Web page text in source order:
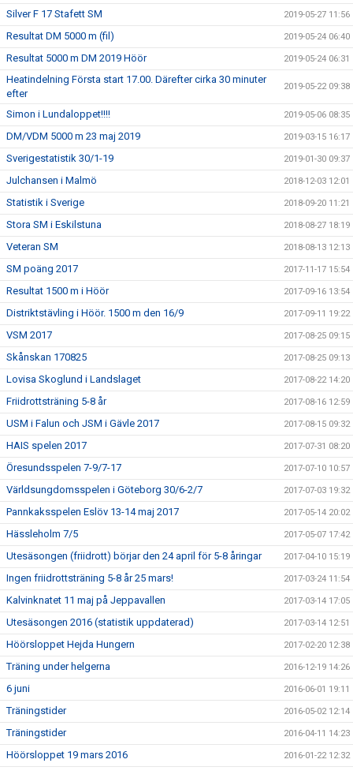
Silver F 17 Stafett SM 2019-05-27 11:56
Resultat DM 5000 m (fil) 2019-05-24 06:40
Resultat 5000 m DM 2019 Höör 2019-05-24 06:31
Heatindelning Första start 17.00. Därefter cirka 30 minuter
efter
2019-05-22 09:38
Simon i Lundaloppet!!!! 2019-05-06 08:35
DM/VDM 5000 m 23 maj 2019 2019-03-15 16:17
Sverigestatistik 30/1-19 2019-01-30 09:37
Julchansen i Malmö 2018-12-03 12:01
Statistik i Sverige 2018-09-20 11:21
Stora SM i Eskilstuna 2018-08-27 18:19
Veteran SM 2018-08-13 12:13
SM poäng 2017 2017-11-17 15:54
Resultat 1500 m i Höör 2017-09-16 13:54
Distriktstävling i Höör. 1500 m den 16/9 2017-09-11 19:22
VSM 2017 2017-08-25 09:15
Skånskan 170825 2017-08-25 09:13
Lovisa Skoglund i Landslaget 2017-08-22 14:20
Friidrottsträning 5-8 år 2017-08-16 12:59
USM i Falun och JSM i Gävle 2017 2017-08-15 09:32
HAIS spelen 2017 2017-07-31 08:20
Öresundsspelen 7-9/7-17 2017-07-10 10:57
Världsungdomsspelen i Göteborg 30/6-2/7 2017-07-03 19:32
Pannkaksspelen Eslöv 13-14 maj 2017 2017-05-14 20:02
Hässleholm 7/5 2017-05-07 17:42
Utesäsongen (friidrott) börjar den 24 april för 5-8 åringar 2017-04-10 15:19
Ingen friidrottsträning 5-8 år 25 mars! 2017-03-24 11:54
Kalvinknatet 11 maj på Jeppavallen 2017-03-14 17:05
Utesäsongen 2016 (statistik uppdaterad) 2017-03-14 12:51
Höörsloppet Hejda Hungern 2017-02-20 12:38
Träning under helgerna 2016-12-19 14:26
6 juni 2016-06-01 19:11
Träningstider 2016-05-02 12:14
Träningstider 2016-04-11 14:23
Höörsloppet 19 mars 2016 2016-01-22 12:32